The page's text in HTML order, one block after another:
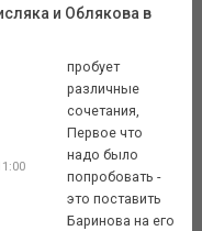
и Облякова в
пробует
различные
сочетания,
Первое что
надо было
попробовать -
это поставить
Баринова на его